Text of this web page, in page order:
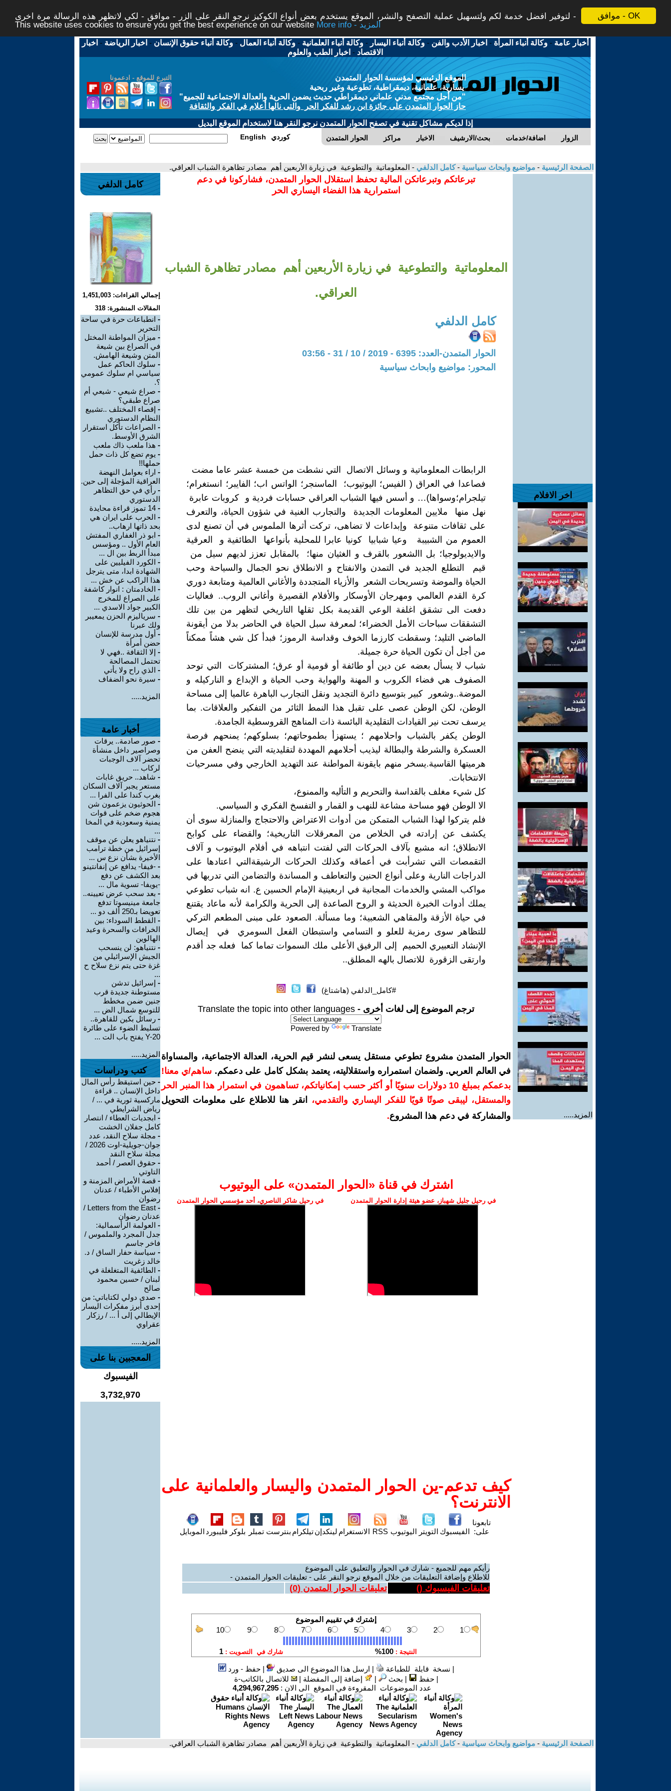
موافق - OK
لتوفير افضل خدمة لكم ولتسهيل عملية التصفح والنشر، الموقع يستخدم بعض أنواع الكوكيز نرجو النقر على الزر - موافق - لكي لاتظهر هذه الرسالة مرة اخرى -
This website uses cookies to ensure you get the best experience on our website
More info - المزيد
أخبار عامة -وكالة أنباء المرأة - اخبار الأدب والفن -وكالة أنباء اليسار -وكالة أنباء العلمانية -وكالة أنباء العمال -وكالة أنباء حقوق الإنسان - اخبار الرياضة - اخبار
الاقتصاد - اخبار الطب والعلوم
التبرع للموقع - ادعمونا
الموقع الرئيسي لمؤسسة الحوار المتمدن
يسارية، علمانية، ديمقراطية، تطوعية وغير ربحية
"من أجل مجتمع مدني علماني ديمقراطي حديث يضمن الحرية والعدالة الاجتماعية للجميع"
حاز الحوار المتمدن على جائزة ابن رشد للفكر الحر والتى نالها أعلام في الفكر والثقافة
إذا لديكم مشاكل تقنية في تصفح الحوار المتمدن نرجو النقر هنا لاستخدام الموقع البديل
الحوار المتمدن مراكز الاخبار بحث/الارشيف اضافة/خدمات الزوار English كوردي
الصفحة الرئيسية - مواضيع وابحاث سياسية -كامل الدلفي - المعلوماتية والتطوعية في زيارة الأربعين أهم مصادر تظاهرة الشباب العراقي.
اخر الافلام
المزيد.....
تبرعاتكم وتبرعاتكن المالية تحفظ استقلال الحوار المتمدن، فشاركونا في دعم
استمرارية هذا الفضاء اليساري الحر
المعلوماتية والتطوعية في زيارة الأربعين أهم مصادر تظاهرة الشباب
العراقي.
كامل الدلفي
الحوار المتمدن-العدد: 6395 - 2019 / 10 / 31 - 03:56
المحور: مواضيع وابحاث سياسية
الرابطات المعلوماتية و وسائل الاتصال التي نشطت من خمسة عشر عاما مضت
فصاعدا في العراق ( الفيس؛ اليوتيوب؛ الماسنجر؛ الواتس اب؛ الفايبر؛ انستغرام؛
تيلجرام؛وسواها)… و أسس فيها الشباب العراقي حسابات فردية و كروبات عابرة
نهل منها ملايين المعلومات الجديدة والتجارب الغنية في شؤون الحياة، والتعرف
على ثقافات متنوعة وإبداعات لا تضاهى، تركت أثرها الملموس في أن تصنع لدى
العموم من الشبيبة وعيا شبابيا كونيا عابرا للمحلية بأنواعها الطائفية و العرقية
والايديولوجيا؛ بل االشعور بالقرف و الغثيان منها؛ بالمقابل تعزز لديهم سيل من
قيم التطلع الجديد في التمدن والانفتاح و الانطلاق نحو الجمال والسياحة وحب
الحياة والموضة وتسريحات الشعر والأزياء المتجددة والأغاني العالمية ومتابعة دوري
كرة القدم العالمي ومهرجان الأوسكار والأفلام القصيرة وأغاني الروب.. فعاليات
دفعت الى تشقق اغلفة الوعي القديمة بكل ثقلها التاريخي لتظهر من بين تلك
التشققات سباحات الأمل الخضراء؛ لمعرفة سبل الحياة في الحاضر بدلا من أيقونة
الماضي التليد؛ وسقطت كارزما الخوف وقداسة الرموز؛ فبدأ كل شي هشاً ممكناً
من أجل أن تكون الحياة حرة جميلة.
شباب لا يسأل بعضه عن دين أو طائفة أو قومية أو عرق؛ المشتركات التي توحد
الصفوف هي فضاء الكروب و المهنة والهواية وحب الحياة و الإبداع و الناركيله و
الموضة..وشعور كبير بتوسيع دائرة التجديد ونقل التجارب الباهرة عالميا إلى مساحة
الوطن، لكن الوطن عصى على تقبل هذا النمط الثائر من التفكير والعلاقات. بما
يرسف تحت نير القيادات التقليدية البائسة ذات المناهج القروسطية الجامدة.
الوطن يكفر بالشباب واحلامهم ؛ يستهزأ بطموحاتهم؛ بسلوكهم؛ يمنحهم فرصة
العسكرة والشرطة والبطالة ليذيب أحلامهم المهددة لتقليديته التي ينضح العفن من
هرميتها القاسية.يسخر منهم بايقونة المواطنة عند التهديد الخارجي وفي مسرحيات
الانتخابات.
كل شيء مغلف بالقداسة والتحريم و التأليه والممنوع،
الا الوطن فهو مساحة مشاعة للنهب و القمار و التفسخ الفكري و السياسي.
فلم يتركوا لهذا الشباب المتمكن من أدوات الاعتراض والاحتجاج والمنازلة سوى أن
يكشف عن إرادته في الخلاص من المعرقلات التاريخية؛ والقضاء على كوابح
الانطلاق؛ انه مشبع بآلاف الحركات التي لفتت انتباهه في أفلام اليوتيوب و آلاف
التقمصات التي تشرأبت في أعماقه وكذلك الحركات الرشيقةالتي اعتادها على
الدراجات النارية وعلى أنواع الحنين والتعاطف و المساندة والتضامن التي تدربها في
مواكب المشي والخدمات المجانية في اربعينية الإمام الحسين ع. انه شباب تطوعي
يملك أدوات الخبرة الحديثة و الروح الصاعدة إلى الحرية والكرامة لأنه ماعاد يقتنع
في حياة الأزقة والمقاهي الشعبية؛ وما مسألة. الصعود على مبنى المطعم التركي
للتظاهر سوى رمزية للعلو و التسامي واستبطان الفعل السومري في إيصال
الإنشاد التعبيري الحميم إلى الرفيق الأعلى ملك السموات تماما كما فعله جد أقدم
وارتقى الزقورة للاتصال بالهه المطلق..
#كامل_الدلفي (هاشتاغ)
ترجم الموضوع إلى لغات أخرى - Translate the topic into other languages
Powered by Translate
الحوار المتمدن مشروع تطوعي مستقل يسعى لنشر قيم الحرية، العدالة الاجتماعية، والمساواة
في العالم العربي. ولضمان استمراره واستقلاليته، يعتمد بشكل كامل على دعمكم. ساهم/ي معنا!
بدعمكم بمبلغ 10 دولارات سنويًا أو أكثر حسب إمكانياتكم، تساهمون في استمرار هذا المنبر الحر
والمستقل، ليبقى صوتًا قويًا للفكر اليساري والتقدمي،
انقر هنا للاطلاع على معلومات التحويل
والمشاركة في دعم هذا المشروع.
اشترك في قناة ‫«الحوار المتمدن» على اليوتيوب
في رحيل جليل شهباز، عضو هيئة إدارة الحوار المتمدن في رحيل شاكر الناصري، أحد مؤسسي الحوار المتمدن
كيف تدعم-ين الحوار المتمدن واليسار والعلمانية على
الانترنت؟
تابعونا
على: الفيسبوك التويتر اليوتيوب RSS الانستغرام لينكدإنتيلكرام بنترست تمبلر بلوكر فليبورد الموبايل
رأيكم مهم للجميع - شارك في الحوار والتعليق على الموضوع
للاطلاع وإضافة التعليقات من خلال الموقع نرجو النقر على - تعليقات الحوار المتمدن -
تعليقات الفيسبوك () تعليقات الحوار المتمدن (0
)
| نسخة قابلة للطباعة | ارسل هذا الموضوع الى صديق |حفظ - ورد
|حفظ | بحث | إضافة إلى المفضلة |
للاتصال بالكاتب-ة
عدد الموضوعات المقروءة في الموقع الى الان : 4,294,967,295
كامل الدلفي
إجمالي القراءات: 1,451,003
المقالات المنشورة: 318
- انطباعات حرة في ساحة
التحرير
- ميزان المواطنة المختل
في الصراع بين شيعة
المتن وشيعة الهامش.
- سلوك الحاكم عمل
سياسي ام سلوك عمومي
؟.
- صراع شيعي - شيعي أم
صراع طبقي؟
- إقصاء المختلف ..تشييع
النظام الدستوري
- الصراعات تأكل استقرار
الشرق الأوسط.
- هذا ملعب ذاك ملعب
- يوم تضع كل ذات حمل
حملها!!
- اراء بعوامل النهضة
العراقية المؤجلة إلى حين.
- رأي في حق التظاهر
الدستوري
- 14 تموز قراءة محايدة
- الحرب على ايران هي
بحد ذاتها ارهاب..
- ابو ذر الغفاري المفتش
العام الأول .. ومؤسس
مبدأ الربط بين ال ...
- الكورد الفيليين على
الشهادة ابدا، متى يترجل
هذا الراكب عن خش ...
- الخادمتان : انوار كاشفة
على الصراع للمخرج
الكبير جواد الاسدي ...
- سرياليزم الحزن يمعيبر
ولك عبرنا
- أول مدرسة للإنسان
حضن أمرأة
- إلا الثقافة ..فهي لا
تحتمل المصالحة
- الذي راح ولا يأتي
- سيرة نحو الضفاف
المزيد.....
أخبار عامة
- صور صادمة.. يرقات
وصراصير داخل منشأة
تحضر آلاف الوجبات
لركاب ...
- شاهد.. حريق غابات
مستعر يجبر آلاف السكان
بغرب كندا على الفرا ...
- الحوثيون يزعمون شن
هجوم ضخم على قوات
يمنية وسعودية في المخا
...
- نتنياهو يعلن عن موقف
إسرائيل من خطة ترامب
الأخيرة بشأن نزع س ...
- -فيفا- يدافع عن إنفانتينو
بعد الكشف عن دفع
-يويفا- تسوية مال ...
- بعد سحب عرض تعيينه..
جامعة مينيسوتا تدفع
تعويضا بـ250 ألف دو ...
- القطط السوداء: بين
الخرافات والسحرة وعيد
الهالوين
- نتنياهو: لن ينسحب
الجيش الإسرائيلي من
غزة حتى يتم نزع سلاح ح
...
- إسرائيل تدشن
مستوطنة جديدة قرب
جنين ضمن مخطط
للتوسع شمال الض ...
- رسائل بكين للقاهرة..
تسليط الضوء على طائرة
Y-20 يفتح باب الت ...
المزيد.....
كتب ودراسات
- حين استيقظ رأس المال
داخل الإنسان .. قراءة
ماركسية ثورية في ... /
رياض الشرايطي
- ابجديات العطاء / انتصار
كامل جفلان الخشت
- مجلة سلاح النقد، عدد
جوان-جويلية-اوت 2026 /
مجلة سلاح النقد
- حقوق العصر / أحمد
التاوتي
- قصة الأمراض المزمنة و
إفلاس الأطباء / عدنان
رضوان
-
Letters from the East /
عدنان رضوان
- العولمة الرأسمالية:
جدل المجرد والملموس /
فاخر جاسم
- سياسة حفار الساق / د.
خالد زغريت
- الطائفية المتغلغلة في
لبنان / حسين محمود
صالح
- صدى دولي لكتاباتي: من
إحدى أبرز مفكرات اليسار
الإيطالي إلى أ ... / رزكار
عقراوي
المزيد.....
المعجبين بنا على
الفيسبوك
3,732,970
الصفحة الرئيسية - مواضيع وابحاث سياسية -كامل الدلفي - المعلوماتية والتطوعية في زيارة الأربعين أهم مصادر تظاهرة الشباب العراقي.